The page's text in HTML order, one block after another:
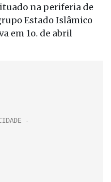
na periferia de
Estado Islâmico
em 1o. de abril